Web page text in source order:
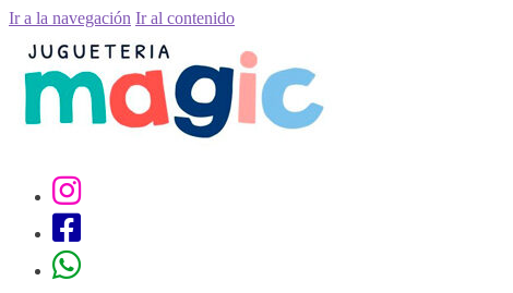
Ir a la navegación Ir al contenido